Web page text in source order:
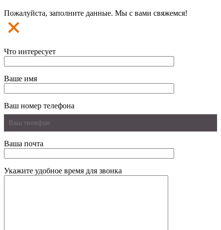
Пожалуйста, заполните данные. Мы с вами свяжемся!
Что интересует
Ваше имя
Ваш номер телефона
Ваша почта
Укажите удобное время для звонка